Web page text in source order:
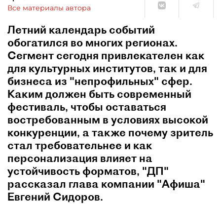
Все материалы автора
Летний календарь событий
обогатился во многих регионах.
Сегмент сегодня привлекателен как
для культурных институтов, так и для
бизнеса из "непрофильных" сфер.
Каким должен быть современный
фестиваль, чтобы оставаться
востребованным в условиях высокой
конкуренции, а также почему зритель
стал требовательнее и как
персонализация влияет на
устойчивость форматов, "ДП"
рассказал глава компании "Афиша"
Евгений Сидоров.